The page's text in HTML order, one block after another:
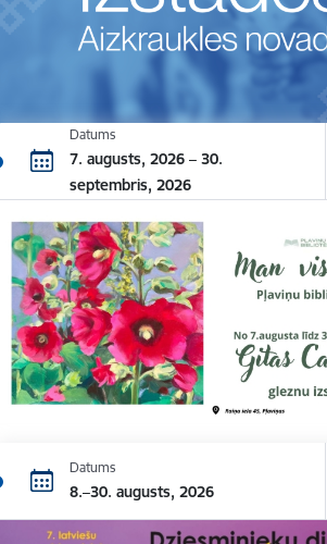
Datums
7. augusts, 2026 – 30.
septembris, 2026
Datums
8.–30. augusts, 2026